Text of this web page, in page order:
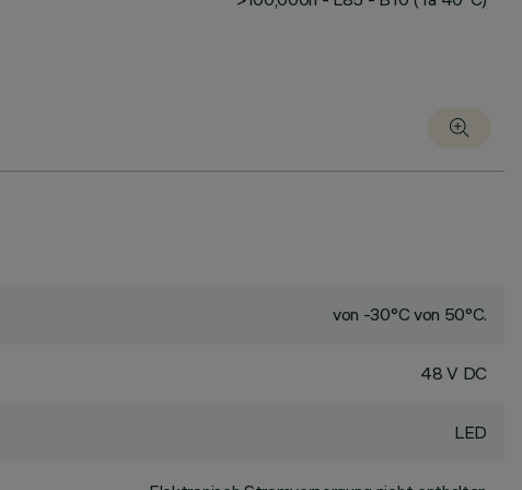
von -30°C von 50°C.
48 V DC
LED